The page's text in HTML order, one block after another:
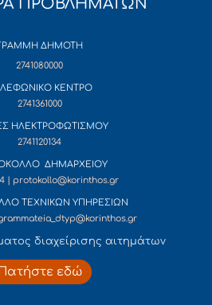
ΠΡΟΒΛΗΜΑΤΩΝ
ΔΗΜΟΤΗ
2741080000
ΚΕΝΤΡΟ
2741361000
ΗΛΕΚΤΡΟΦΩΤΙΣΜΟΥ
2741120134
ΔΗΜΑΡΧΕΙΟΥ
| protokollo@korinthos.gr
ΤΕΧΝΙΚΩΝ ΥΠΗΡΕΣΙΩΝ
grammateia_dtyp@korinthos.gr
διαχείρισης αιτημάτων
εδώ